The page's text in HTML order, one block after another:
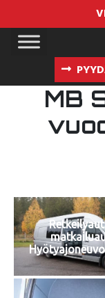
MB